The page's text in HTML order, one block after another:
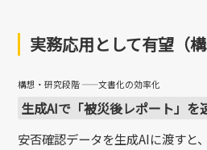
実務応用として有望（構
構想・研究段階 ——文書化の効率化
生成AIで「被災後レポート」を
安否確認データを生成AIに渡すと